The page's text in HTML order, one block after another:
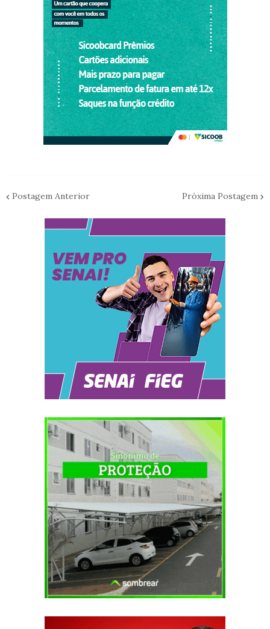
Postagem Anterior Próxima Postagem